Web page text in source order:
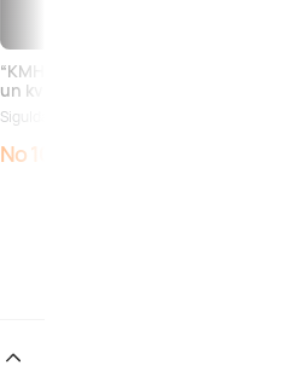
“KMH” dāvanu karte krosa motocikla
un kvadriciklu braucieniem
Sigulda nov., Vidzeme
No 10,00 €